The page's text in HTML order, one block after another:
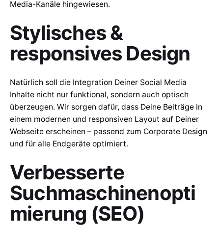
Media-Kanäle hingewiesen.
Stylisches &
responsives Design
Natürlich soll die Integration Deiner Social Media
Inhalte nicht nur funktional, sondern auch optisch
überzeugen. Wir sorgen dafür, dass Deine Beiträge in
einem modernen und responsiven Layout auf Deiner
Webseite erscheinen – passend zum Corporate Design
und für alle Endgeräte optimiert.
Verbesserte
Suchmaschinenopti
mierung (SEO)